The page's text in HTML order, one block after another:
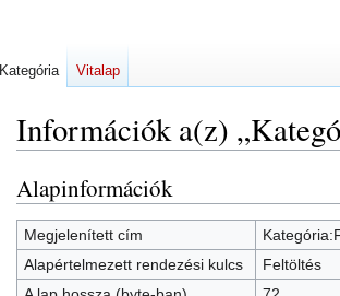
Információk a(z)
Ugrás
a
navigációhoz
Ugrás
a
kereséshez
Alapinformációk
Megjelenített cím
Alapértelmezett rendezési kulcs
Feltöltés
Kategória Vitalap